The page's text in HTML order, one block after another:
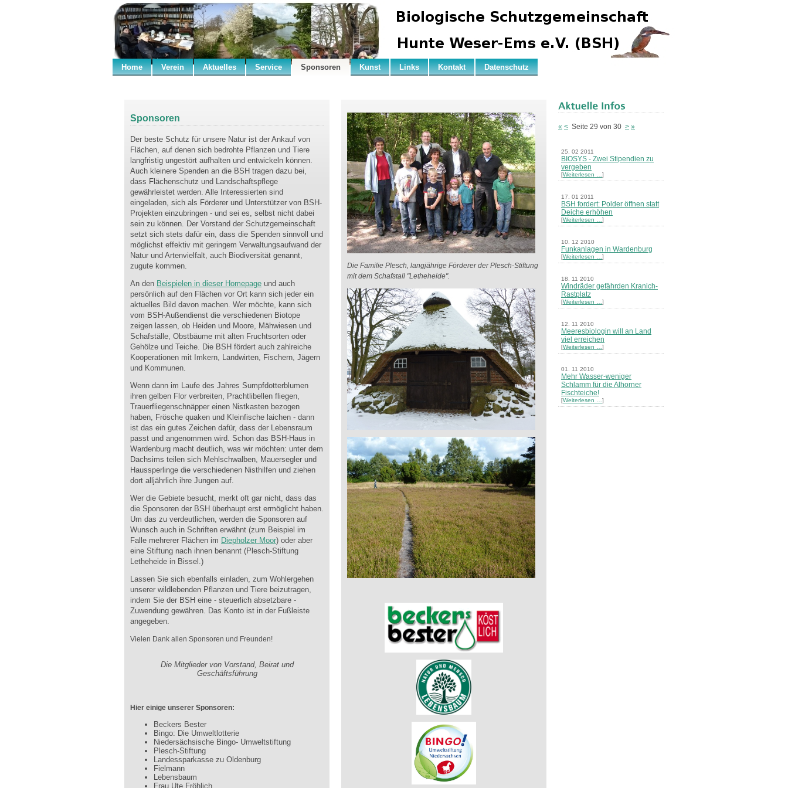
Home Verein Aktuelles Service Sponsoren Kunst Links Kontakt Datenschutz
Sponsoren
Der beste Schutz für unsere Natur ist der Ankauf von
Flächen, auf denen sich bedrohte Pflanzen und Tiere
langfristig ungestört aufhalten und entwickeln können.
Auch kleinere Spenden an die BSH tragen dazu bei,
dass Flächenschutz und Landschaftspflege
gewährleistet werden. Alle Interessierten sind
eingeladen, sich als Förderer und Unterstützer von BSH-
Projekten einzubringen - und sei es, selbst nicht dabei
sein zu können. Der Vorstand der Schutzgemeinschaft
setzt sich stets dafür ein, dass die Spenden sinnvoll und
möglichst effektiv mit geringem Verwaltungsaufwand der
Natur und Artenvielfalt, auch Biodiversität genannt,
zugute kommen.
An den Beispielen in dieser Homepage und auch
persönlich auf den Flächen vor Ort kann sich jeder ein
aktuelles Bild davon machen. Wer möchte, kann sich
vom BSH-Außendienst die verschiedenen Biotope
zeigen lassen, ob Heiden und Moore, Mähwiesen und
Schafställe, Obstbäume mit alten Fruchtsorten oder
Gehölze und Teiche. Die BSH fördert auch zahlreiche
Kooperationen mit Imkern, Landwirten, Fischern, Jägern
und Kommunen.
Wenn dann im Laufe des Jahres Sumpfdotterblumen
ihren gelben Flor verbreiten, Prachtlibellen fliegen,
Trauerfliegenschnäpper einen Nistkasten bezogen
haben, Frösche quaken und Kleinfische laichen - dann
ist das ein gutes Zeichen dafür, dass der Lebensraum
passt und angenommen wird. Schon das BSH-Haus in
Wardenburg macht deutlich, was wir möchten: unter dem
Dachsims teilen sich Mehlschwalben, Mauersegler und
Haussperlinge die verschiedenen Nisthilfen und ziehen
dort alljährlich ihre Jungen auf.
Wer die Gebiete besucht, merkt oft gar nicht, dass das
die Sponsoren der BSH überhaupt erst ermöglicht haben.
Um das zu verdeutlichen, werden die Sponsoren auf
Wunsch auch in Schriften erwähnt (zum Beispiel im
Falle mehrerer Flächen im Diepholzer Moor) oder aber
eine Stiftung nach ihnen benannt (Plesch-Stiftung
Letheheide in Bissel.)
Lassen Sie sich ebenfalls einladen, zum Wohlergehen
unserer wildlebenden Pflanzen und Tiere beizutragen,
indem Sie der BSH eine - steuerlich absetzbare -
Zuwendung gewähren. Das Konto ist in der Fußleiste
angegeben.
Vielen Dank allen Sponsoren und Freunden!
Die Mitglieder von Vorstand, Beirat und
Geschäftsführung
Hier einige unserer Sponsoren:
Beckers Bester
Bingo: Die Umweltlotterie
Niedersächsische Bingo- Umweltstiftung
Plesch-Stiftung
Landessparkasse zu Oldenburg
Fielmann
Lebensbaum
Frau Ute Fröhlich
Die Familie Plesch, langjährige Förderer der Plesch-Stiftung
mit dem Schafstall "Letheheide".
« < Seite 29 von 30 > »
25. 02 2011
BIOSYS - Zwei Stipendien zu
vergeben
[Weiterlesen … ]
17. 01 2011
BSH fordert: Polder öffnen statt
Deiche erhöhen
[Weiterlesen … ]
10. 12 2010
Funkanlagen in Wardenburg
[Weiterlesen … ]
18. 11 2010
Windräder gefährden Kranich-
Rastplatz
[Weiterlesen … ]
12. 11 2010
Meeresbiologin will an Land
viel erreichen
[Weiterlesen … ]
01. 11 2010
Mehr Wasser-weniger
Schlamm für die Alhorner
Fischteiche!
[Weiterlesen … ]